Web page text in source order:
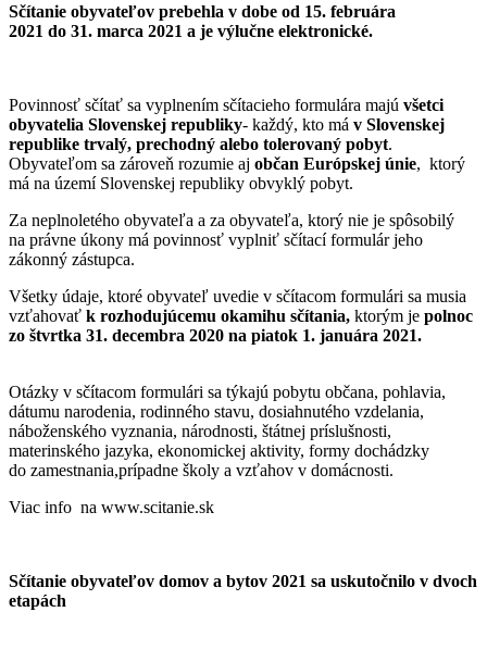
Sčítanie obyvateľov prebehla v dobe od 15. februára
2021 do 31. marca 2021 a je výlučne elektronické.
Povinnosť sčítať sa vyplnením sčítacieho formulára majú všetci
obyvatelia Slovenskej republiky- každý, kto má v Slovenskej
republike trvalý, prechodný alebo tolerovaný pobyt.
Obyvateľom sa zároveň rozumie aj občan Európskej únie, ktorý
má na území Slovenskej republiky obvyklý pobyt.
Za neplnoletého obyvateľa a za obyvateľa, ktorý nie je spôsobilý
na právne úkony má povinnosť vyplniť sčítací formulár jeho
zákonný zástupca.
Všetky údaje, ktoré obyvateľ uvedie v sčítacom formulári sa musia
vzťahovať k rozhodujúcemu okamihu sčítania, ktorým je polnoc
zo štvrtka 31. decembra 2020 na piatok 1. januára 2021.
Otázky v sčítacom formulári sa týkajú pobytu občana, pohlavia,
dátumu narodenia, rodinného stavu, dosiahnutého vzdelania,
náboženského vyznania, národnosti, štátnej príslušnosti,
materinského jazyka, ekonomickej aktivity, formy dochádzky
do zamestnania,prípadne školy a vzťahov v domácnosti.
Viac info na www.scitanie.sk
Sčítanie obyvateľov domov a bytov 2021 sa uskutočnilo v dvoch
etapách